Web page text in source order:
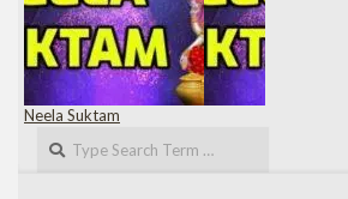
Neela Suktam